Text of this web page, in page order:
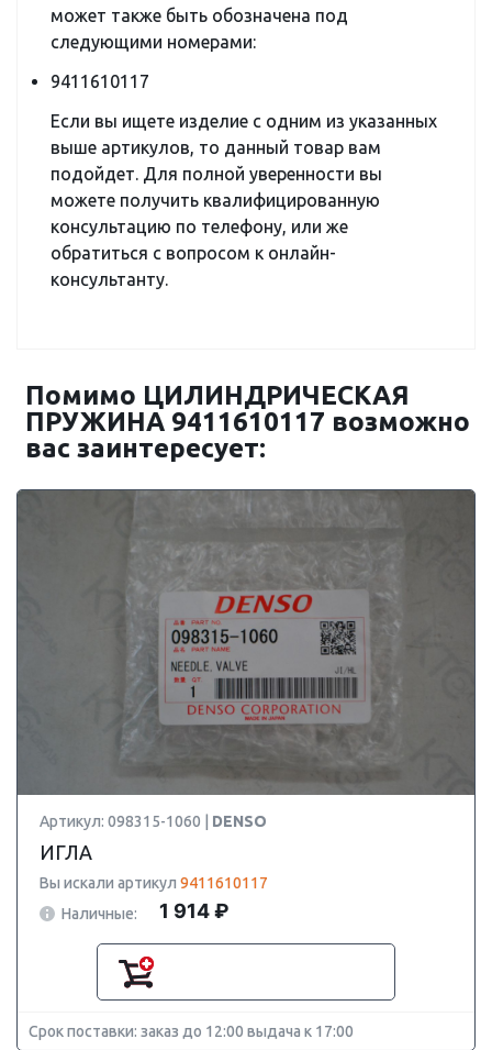
может также быть обозначена под
следующими номерами:
9411610117
Если вы ищете изделие с одним из указанных
выше артикулов, то данный товар вам
подойдет. Для полной уверенности вы
можете получить квалифицированную
консультацию по телефону, или же
обратиться с вопросом к онлайн-
консультанту.
Помимо ЦИЛИНДРИЧЕСКАЯ
ПРУЖИНА 9411610117 возможно
вас заинтересует:
Артикул: 098315-1060 | DENSO
ИГЛА
Вы искали артикул 9411610117
Наличные:
1 914 ₽
Срок поставки: заказ до 12:00 выдача к 17:00